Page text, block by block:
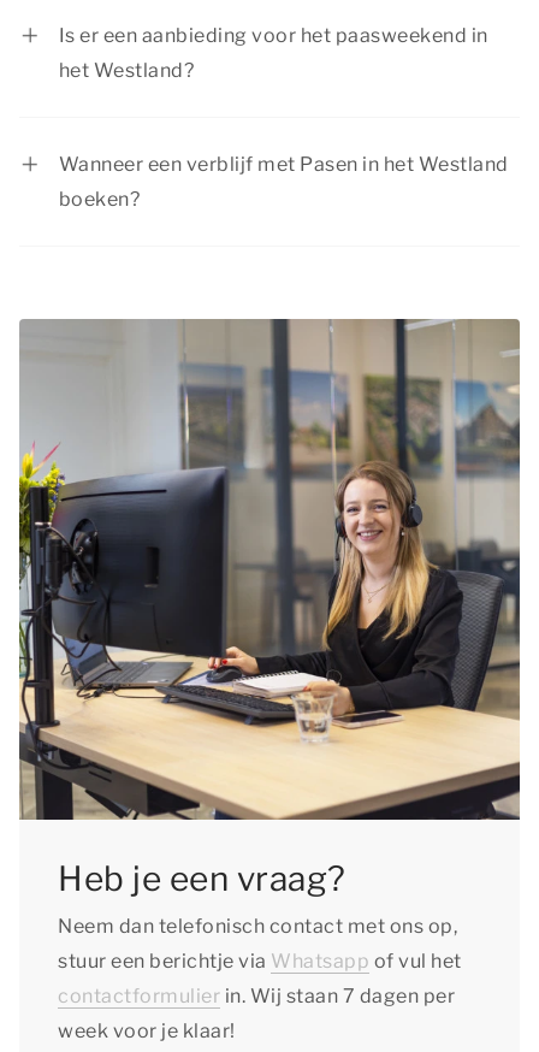
Is er een aanbieding voor het paasweekend in
het Westland?
Wanneer een verblijf met Pasen in het Westland
boeken?
mensen zijn tijdens Pasen namelijk een lang
moment om een weekend weg te boeken in het
Heb je een vraag?
Neem dan telefonisch contact met ons op,
stuur een berichtje via Whatsapp of vul het
contactformulier in. Wij staan 7 dagen per
week voor je klaar!